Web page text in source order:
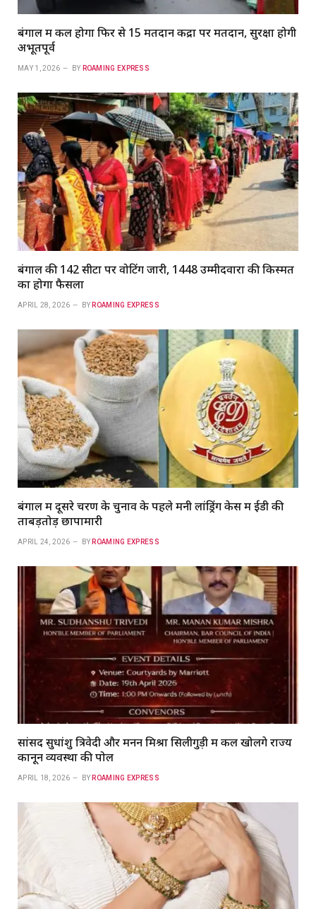
बंगाल में कल होगा फिर से 15 मतदान केंद्रों पर मतदान, सुरक्षा होगी
अभूतपूर्व
MAY 1, 2026 BY ROAMING EXPRESS
बंगाल की 142 सीटों पर वोटिंग जारी, 1448 उम्मीदवारों की किस्मत
का होगा फैसला
APRIL 28, 2026 BY ROAMING EXPRESS
बंगाल में दूसरे चरण के चुनाव के पहले मनी लांड्रिंग केस में ईडी की
ताबड़तोड़ छापामारी
APRIL 24, 2026 BY ROAMING EXPRESS
सांसद सुधांशु त्रिवेदी और मनन मिश्रा सिलीगुड़ी में कल खोलेंगे राज्य
कानून व्यवस्था की पोल
APRIL 18, 2026 BY ROAMING EXPRESS